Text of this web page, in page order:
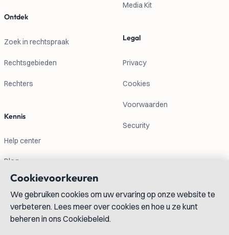
Ontdek
Zoek in rechtspraak
Rechtsgebieden
Rechters
Kennis
Help center
Blog
Media Kit
Legal
Privacy
Cookies
Voorwaarden
Security
Contactgegevens
info@lexboost.com
Cookievoorkeuren
We gebruiken cookies om uw ervaring op onze website te
verbeteren. Lees meer over cookies en hoe u ze kunt
beheren in ons Cookiebeleid.